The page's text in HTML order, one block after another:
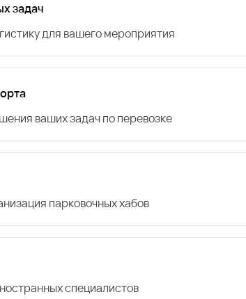
задач
для вашего мероприятия
ваших задач по перевозке
парковочных хабов
специалистов